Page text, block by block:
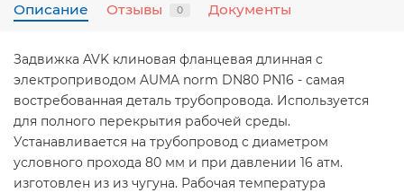
Описание Отзывы 0 Документы
Задвижка AVK клиновая фланцевая длинная с
электроприводом AUMA norm DN80 PN16 - самая
востребованная деталь трубопровода. Используется
для полного перекрытия рабочей среды.
Устанавливается на трубопровод с диаметром
условного прохода 80 мм и при давлении 16 атм.
изготовлен из из чугуна. Рабочая температура